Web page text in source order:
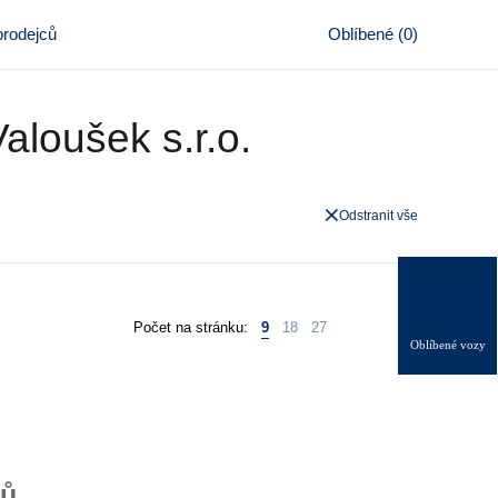
Oblíbené (0)
Oblíbené vozy
s.r.o.
Odstranit vše
Počet na stránku: 9 18 27